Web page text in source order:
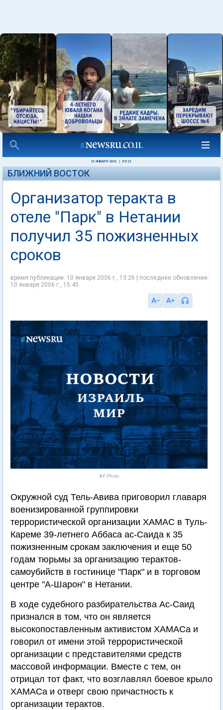
10 ЯНВАРЯ 2006 09:21
БЛИЖНИЙ ВОСТОК
Организатор теракта в
отеле "Парк" в Нетании
получил 35 пожизненных
сроков
время публикации: 10 января 2006 г., 13:26 | последнее обновление:
10 января 2006 г., 15:45
AP Photo
Окружной суд Тель-Авива приговорил главаря
военизированной группировки
террористической организации ХАМАС в Туль-
Кареме 39-летнего Аббаса ас-Саида к 35
пожизненным срокам заключения и еще 50
годам тюрьмы за организацию терактов-
самоубийств в гостинице "Парк" и в торговом
центре "А-Шарон" в Нетании.
В ходе судебного разбирательства Ас-Саид
признался в том, что он является
высокопоставленным активистом ХАМАСа и
говорил от имени этой террористической
организации с представителями средств
массовой информации. Вместе с тем, он
отрицал тот факт, что возглавлял боевое крыло
ХАМАСа и отверг свою причастность к
организации терактов.